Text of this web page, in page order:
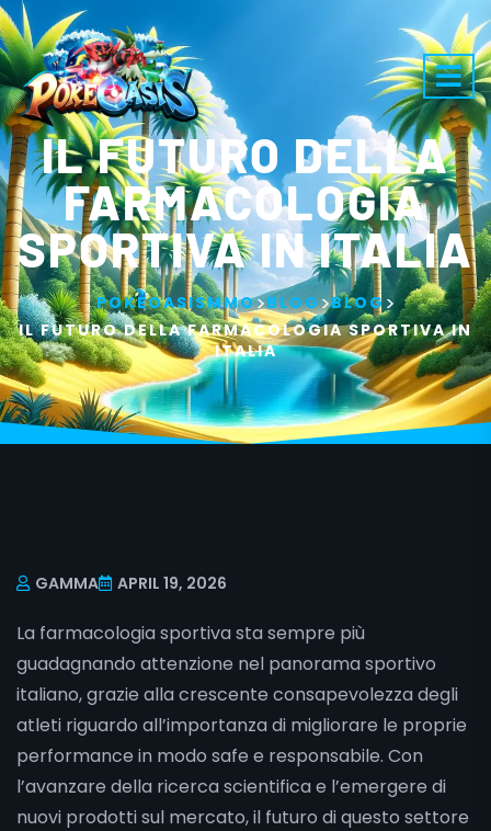
IL FUTURO DELLA
FARMACOLOGIA
SPORTIVA IN ITALIA
POKEOASISMMO>BLOG>BLOG>
IL FUTURO DELLA FARMACOLOGIA SPORTIVA IN
ITALIA
GAMMA APRIL 19, 2026
La farmacologia sportiva sta sempre più
guadagnando attenzione nel panorama sportivo
italiano, grazie alla crescente consapevolezza degli
atleti riguardo all’importanza di migliorare le proprie
performance in modo safe e responsabile. Con
l’avanzare della ricerca scientifica e l’emergere di
nuovi prodotti sul mercato, il futuro di questo settore